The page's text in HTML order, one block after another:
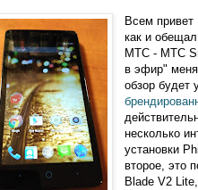
Всем привет
как и
МТС - МТС
в эфир" меня
обзор будет
несколько
установки
второе, это
Blade V2